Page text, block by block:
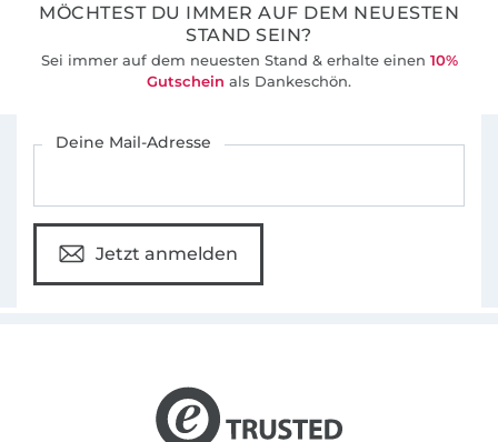
MÖCHTEST DU IMMER AUF DEM NEUESTEN
STAND SEIN?
Sei immer auf dem neuesten Stand & erhalte einen 10%
Gutschein als Dankeschön.
Deine Mail-Adresse
Jetzt anmelden